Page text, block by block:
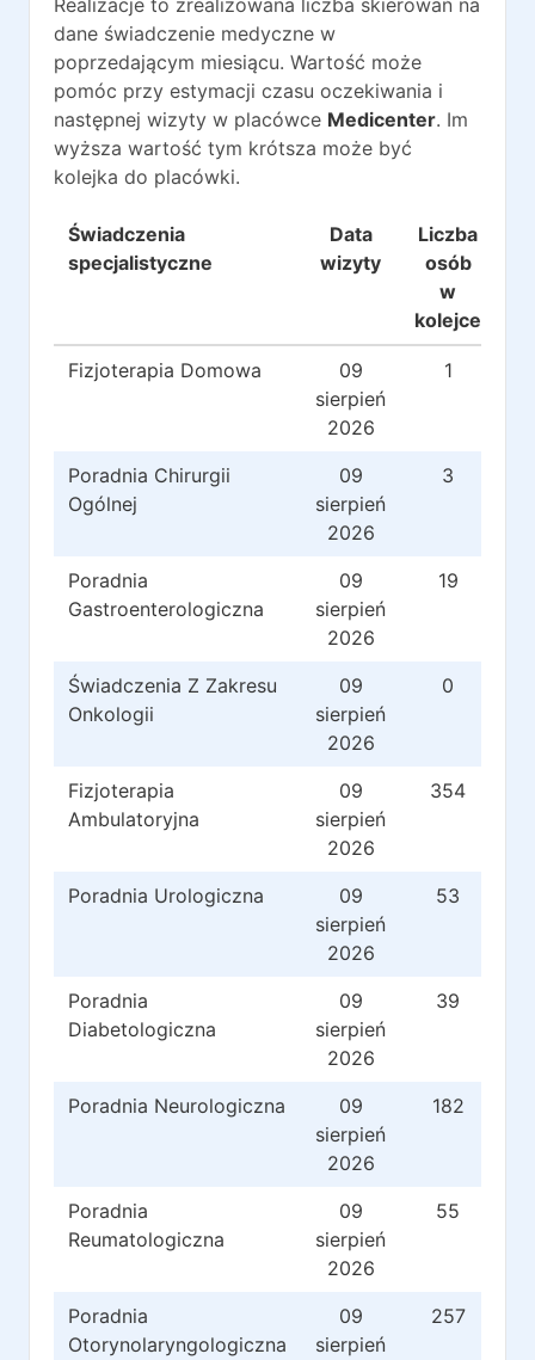
Realizacje to zrealizowana liczba skierowań na
dane świadczenie medyczne w
poprzedającym miesiącu. Wartość może
pomóc przy estymacji czasu oczekiwania i
następnej wizyty w placówce Medicenter. Im
wyższa wartość tym krótsza może być
kolejka do placówki.
Świadczenia
specjalistyczne
Data
wizyty
Liczba
osób
w
kolejce
Fizjoterapia Domowa
09
sierpień
2026
1
Poradnia Chirurgii
Ogólnej
09
sierpień
2026
3
Poradnia
Gastroenterologiczna
09
sierpień
2026
19
Świadczenia Z Zakresu
Onkologii
09
sierpień
2026
0
Fizjoterapia
Ambulatoryjna
09
sierpień
2026
354
Poradnia Urologiczna
09
sierpień
2026
53
Poradnia
Diabetologiczna
09
sierpień
2026
39
Poradnia Neurologiczna
09
sierpień
2026
182
Poradnia
Reumatologiczna
09
sierpień
2026
55
Poradnia
Otorynolaryngologiczna
09
sierpień
257